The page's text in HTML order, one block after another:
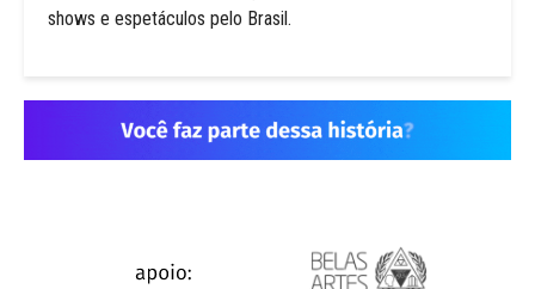
shows e espetáculos pelo Brasil.